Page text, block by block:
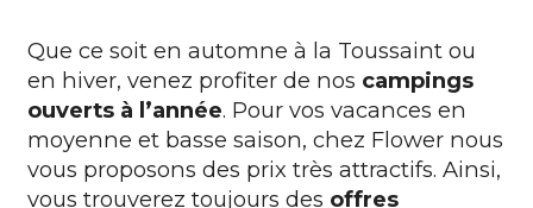
Que ce soit en automne à la Toussaintou
en hiver, venez profiter de nos campings
ouverts à l’année. Pour vos vacances en
moyenne et basse saison, chez Flower nous
vous proposons des prix très attractifs. Ainsi,
vous trouverez toujours des offres